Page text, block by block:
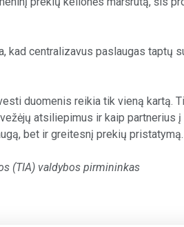
kad centralizavus paslaugas taptų
duomenis reikia tik vieną kartą.
atsiliepimus ir kaip partnerius
bet ir greitesnį prekių pristatymą.
(TIA) valdybos pirmininkas